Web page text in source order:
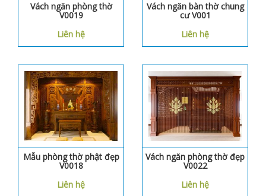
Vách ngăn phòng thờ
V0019
Liên hệ
Vách ngăn bàn thờ chung
cư V001
Liên hệ
Mẫu phòng thờ phật đẹp
V0018
Liên hệ
Vách ngăn phòng thờ đẹp
V0022
Liên hệ